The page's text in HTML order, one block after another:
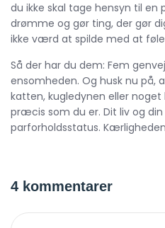
du ikke skal tage hensyn til en
drømme og gør ting, der gør
ikke værd at spilde med at
Så der har du dem: Fem
ensomheden. Og husk nu
katten, kugledynen eller
præcis som du er. Dit liv og
parforholdsstatus.
4 kommentarer